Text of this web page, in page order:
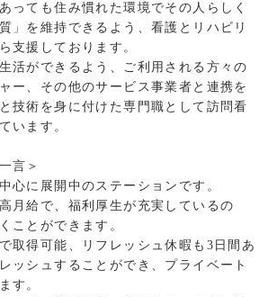
っても住み慣れた環境でその人らしく
」を維持できるよう、看護とリハビリ
支援しております。
活ができるよう、ご利用される方々の
ー、その他のサービス事業者と連携を
技術を身に付けた専門職として訪問看
います。
言＞
心に展開中のステーションです。
月給で、福利厚生が充実しているの
ことができます。
取得可能、リフレッシュ休暇も3日間あ
ッシュすることができ、プライベート
す。